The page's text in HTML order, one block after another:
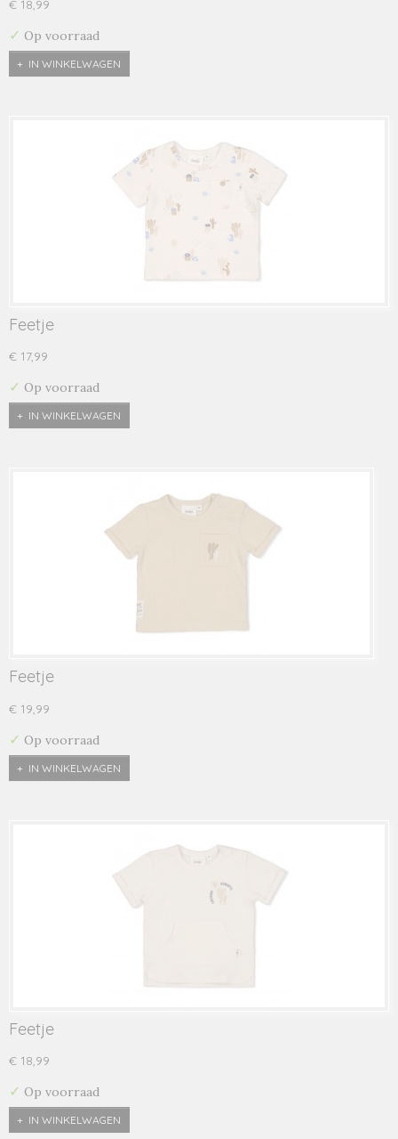
€ 18,99
✓ Op voorraad
IN WINKELWAGEN
Feetje
€ 17,99
✓ Op voorraad
IN WINKELWAGEN
Feetje
€ 19,99
✓ Op voorraad
IN WINKELWAGEN
Feetje
€ 18,99
✓ Op voorraad
IN WINKELWAGEN